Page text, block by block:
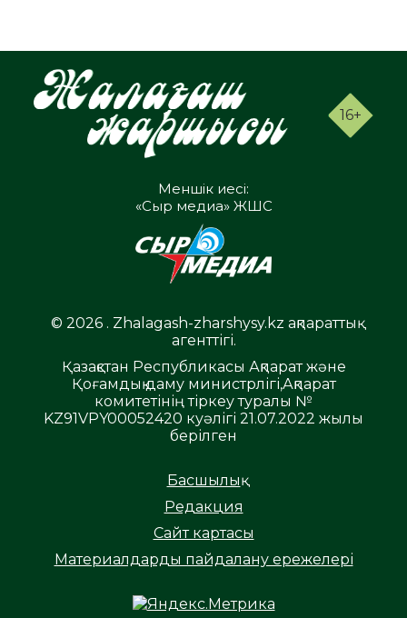
16+
Меншік иесі:
«Сыр медиа» ЖШС
© 2026 . Zhalagash-zharshysy.kz ақпараттық
агенттігі.
Қазақстан Республикасы Ақпарат және
Қоғамдық даму министрлігі,Ақпарат
комитетінің тіркеу туралы №
KZ91VPY00052420 куәлігі 21.07.2022 жылы
берілген
Басшылық
Редакция
Сайт картасы
Материалдарды пайдалану ережелері